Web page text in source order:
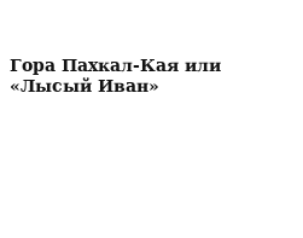
Гора Пахкал-Кая или
«Лысый Иван»